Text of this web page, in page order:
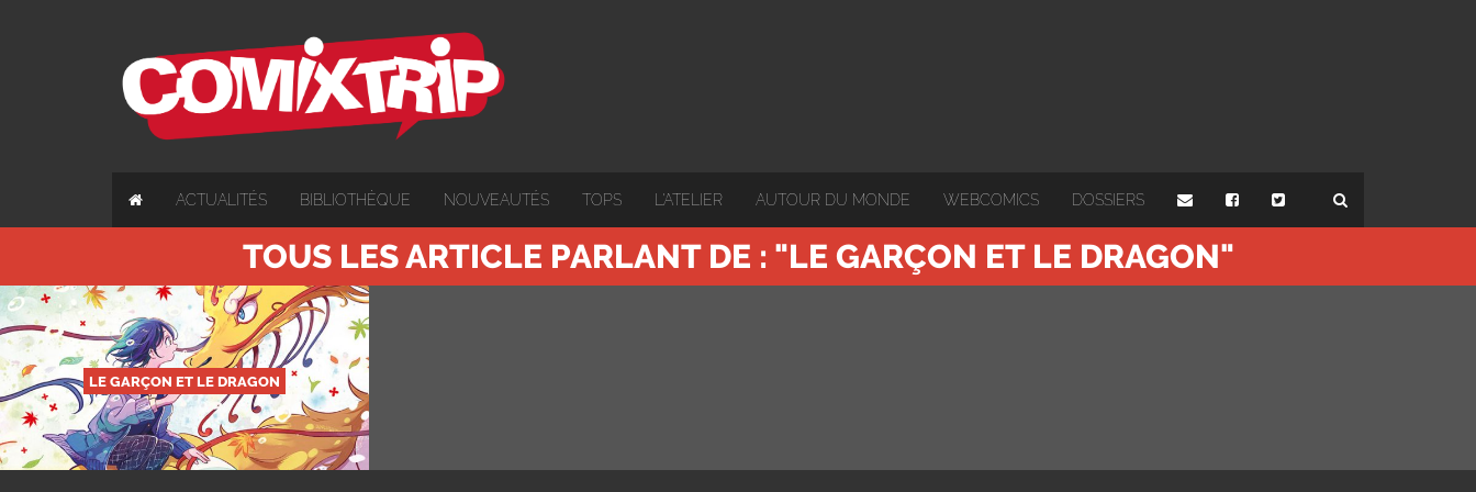
ACTUALITÉS BIBLIOTHÈQUE NOUVEAUTÉS TOPS L'ATELIER AUTOUR DU MONDE WEBCOMICS DOSSIERS
TOUS LES ARTICLE PARLANT DE : "LE GARÇON ET LE DRAGON"
LE GARÇON ET LE DRAGON